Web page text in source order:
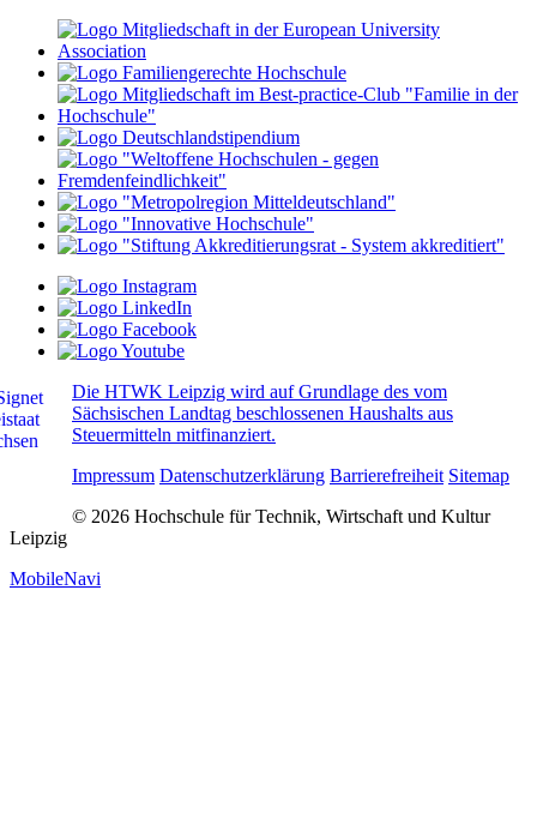
Die HTWK Leipzig wird auf Grundlage des vom
Sächsischen Landtag beschlossenen Haushalts aus
Steuermitteln mitfinanziert.
Impressum Datenschutzerklärung Barrierefreiheit Sitemap
© 2026 Hochschule für Technik, Wirtschaft und Kultur
Leipzig
MobileNavi